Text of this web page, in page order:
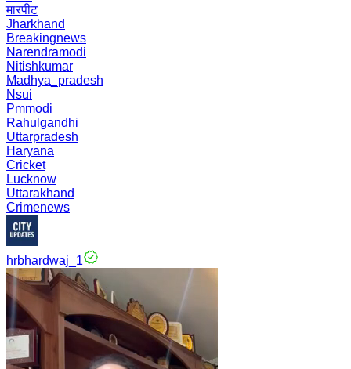
मारपीट
Jharkhand
Breakingnews
Narendramodi
Nitishkumar
Madhya_pradesh
Nsui
Pmmodi
Rahulgandhi
Uttarpradesh
Haryana
Cricket
Lucknow
Uttarakhand
Crimenews
hrbhardwaj_1